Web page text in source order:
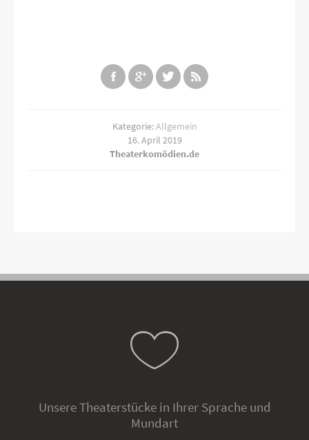
Kategorie:Allgemein
16. April 2019
Theaterkomödien.de
Unsere Theaterstücke in Ihrer Sprache und
Mundart